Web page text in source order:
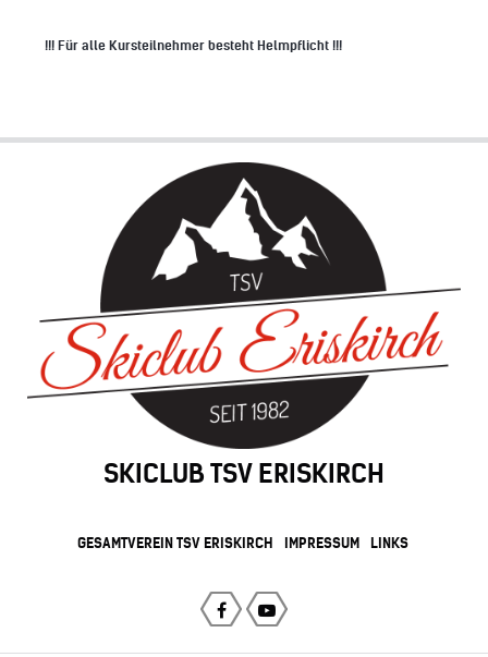
!!! Für alle Kursteilnehmer besteht Helmpflicht !!!
SKICLUB TSV ERISKIRCH
GESAMTVEREIN TSV ERISKIRCH IMPRESSUM LINKS